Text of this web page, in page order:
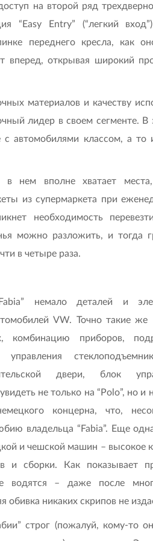
на второй ряд
“Easy Entry” (“легкий
переднего кресла, как
вперед, открывая широкий
материалов и качеству
лидер в своем сегменте. В
автомобилями классом, а то
в нем вполне хватает
из супермаркета при
необходимость
можно разложить, и тогда
в четыре раза.
немало деталей и
VW. Точно такие же
комбинацию приборов,
управления
двери, блок
не только на “Polo”, но и
концерна, что,
владельца “Fabia”. Еще
и чешской машин – высокое
и сборки. Как показывает
водятся – даже после
обивка никаких скрипов не
строг (пожалуй, кому-то